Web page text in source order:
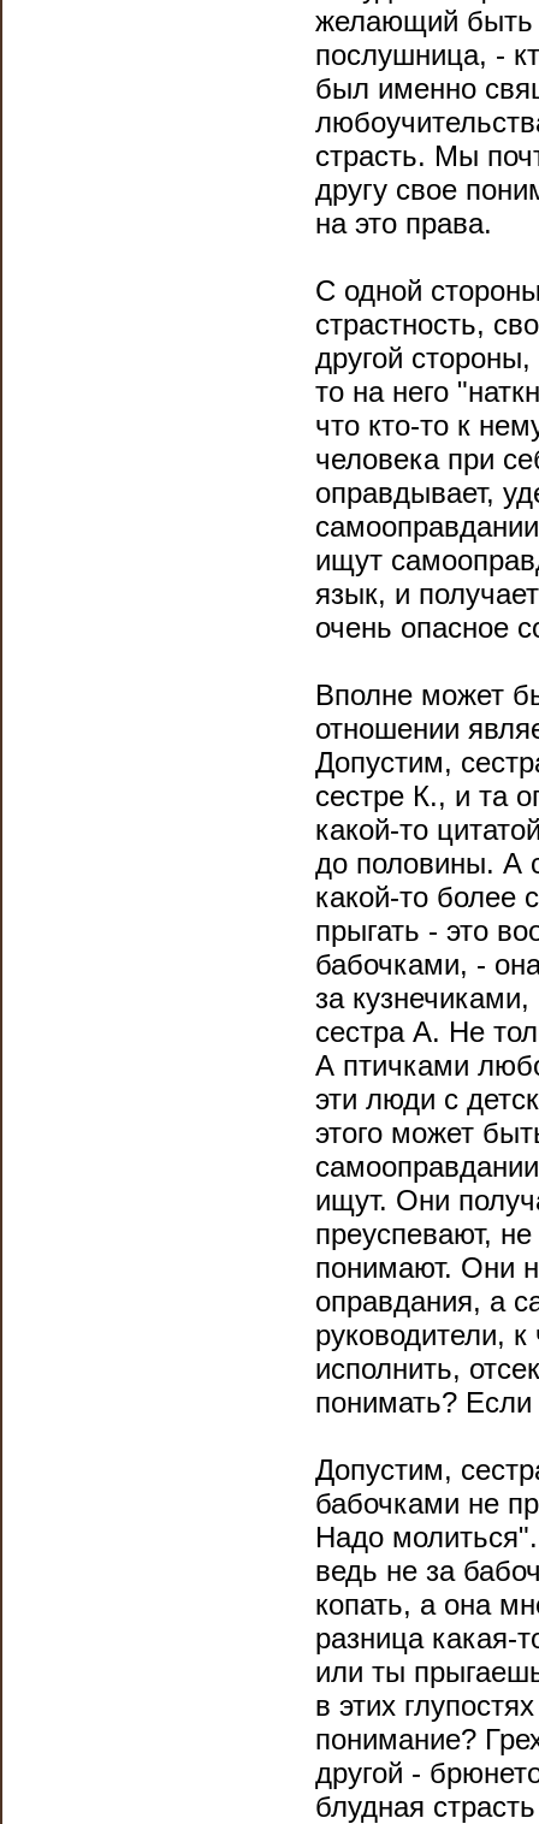
желающий быть
послушница, -
был именно
страсть. Мы
другу свое
на это права.
С одной
страстность,
другой
то на него
что кто-то к
человека при
оправдывает,
ищут
язык, и
очень опасное
Вполне может
отношении
Допустим,
сестре К., и та
какой-то
до половины. А
какой-то более
прыгать - это
бабочками, -
за
сестра А. Не
А птичками
эти люди с
этого может
ищут. Они
преуспевают,
понимают. Они
оправдания, а
руководители,
исполнить,
понимать? Если
Допустим,
бабочками не
Надо
ведь не за
копать, а она
разница какая-
или ты
в этих
понимание?
другой -
блудная